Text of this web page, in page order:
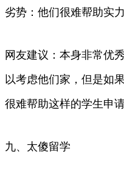
劣势：他们很难帮助实
网友建议：本身非常优
以考虑他们家，但是如
很难帮助这样的学生申
九、太傻留学